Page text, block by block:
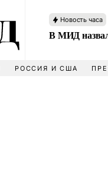
Новость часа
В МИД
РОССИЯ И США